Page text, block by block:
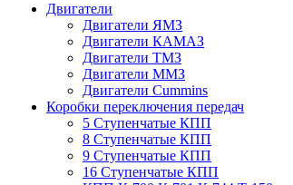
Двигатели
Двигатели ЯМЗ
Двигатели КАМАЗ
Двигатели ТМЗ
Двигатели ММЗ
Двигатели Cummins
Коробки переключения передач
5 Ступенчатые КПП
8 Ступенчатые КПП
9 Ступенчатые КПП
16 Ступенчатые КПП